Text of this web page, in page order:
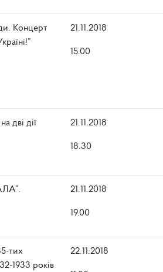
Концерт
21.11.2018
15.00
дві дії
21.11.2018
18.30
21.11.2018
19.00
тих
1933 років
22.11.2018